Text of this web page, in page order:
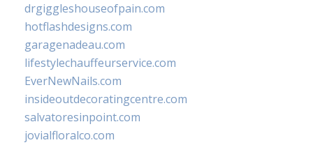
drgiggleshouseofpain.com
hotflashdesigns.com
garagenadeau.com
lifestylechauffeurservice.com
EverNewNails.com
insideoutdecoratingcentre.com
salvatoresinpoint.com
jovialfloralco.com